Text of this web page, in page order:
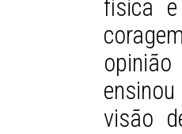
física
opinião
visão